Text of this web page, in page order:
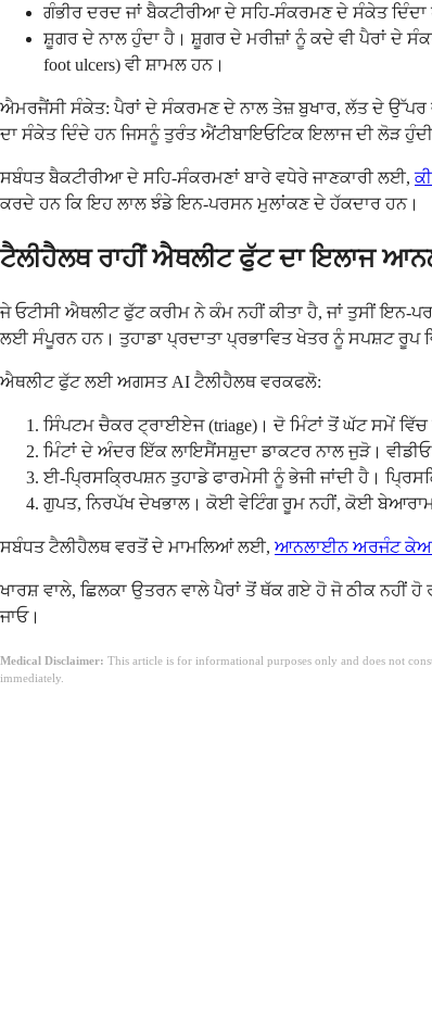
ਗੰਭੀਰ ਦਰਦ ਜਾਂ ਬੈਕਟੀਰੀਆ ਦੇ ਸਹਿ-ਸੰਕਰਮਣ ਦੇ ਸੰਕੇਤ ਦਿੰਦਾ
ਸ਼ੂਗਰ ਦੇ ਨਾਲ ਹੁੰਦਾ ਹੈ। ਸ਼ੂਗਰ ਦੇ ਮਰੀਜ਼ਾਂ ਨੂੰ ਕਦੇ ਵੀ ਪੈਰਾਂ ਦੇ
foot ulcers) ਵੀ ਸ਼ਾਮਲ ਹਨ।
ਐਮਰਜੈਂਸੀ ਸੰਕੇਤ: ਪੈਰਾਂ ਦੇ ਸੰਕਰਮਣ ਦੇ ਨਾਲ ਤੇਜ਼ ਬੁਖਾਰ, ਲੱਤ ਦੇ ਉੱਪਰ
ਦਾ ਸੰਕੇਤ ਦਿੰਦੇ ਹਨ ਜਿਸਨੂੰ ਤੁਰੰਤ ਐਂਟੀਬਾਇਓਟਿਕ ਇਲਾਜ ਦੀ ਲੋੜ
ਸਬੰਧਤ ਬੈਕਟੀਰੀਆ ਦੇ ਸਹਿ-ਸੰਕਰਮਣਾਂ ਬਾਰੇ ਵਧੇਰੇ ਜਾਣਕਾਰੀ ਲਈ,
ਕਰਦੇ ਹਨ ਕਿ ਇਹ ਲਾਲ ਝੰਡੇ ਇਨ-ਪਰਸਨ ਮੁਲਾਂਕਣ ਦੇ ਹੱਕਦਾਰ ਹਨ।
ਟੈਲੀਹੈਲਥ ਰਾਹੀਂ ਐਥਲੀਟ ਫੁੱਟ ਦਾ ਇਲਾਜ
ਜੇ ਓਟੀਸੀ ਐਥਲੀਟ ਫੁੱਟ ਕਰੀਮ ਨੇ ਕੰਮ ਨਹੀਂ ਕੀਤਾ ਹੈ, ਜਾਂ ਤੁਸੀਂ ਇਨ-
ਲਈ ਸੰਪੂਰਨ ਹਨ। ਤੁਹਾਡਾ ਪ੍ਰਦਾਤਾ ਪ੍ਰਭਾਵਿਤ ਖੇਤਰ ਨੂੰ ਸਪਸ਼ਟ ਰੂਪ
ਐਥਲੀਟ ਫੁੱਟ ਲਈ ਅਗਸਤ AI ਟੈਲੀਹੈਲਥ ਵਰਕਫਲੋ:
ਸਿੰਪਟਮ ਚੈਕਰ ਟ੍ਰਾਈਏਜ (triage)। ਦੋ ਮਿੰਟਾਂ ਤੋਂ ਘੱਟ ਸਮੇਂ
ਮਿੰਟਾਂ ਦੇ ਅੰਦਰ ਇੱਕ ਲਾਇਸੈਂਸਸ਼ੁਦਾ ਡਾਕਟਰ ਨਾਲ ਜੁੜੋ। ਵੀਡੀਓ
ਈ-ਪ੍ਰਿਸਕ੍ਰਿਪਸ਼ਨ ਤੁਹਾਡੇ ਫਾਰਮੇਸੀ ਨੂੰ ਭੇਜੀ ਜਾਂਦੀ ਹੈ।
ਗੁਪਤ, ਨਿਰਪੱਖ ਦੇਖਭਾਲ। ਕੋਈ ਵੇਟਿੰਗ ਰੂਮ ਨਹੀਂ, ਕੋਈ
ਸਬੰਧਤ ਟੈਲੀਹੈਲਥ ਵਰਤੋਂ ਦੇ ਮਾਮਲਿਆਂ ਲਈ, ਆਨਲਾਈਨ ਅਰਜੰਟ
ਖਾਰਸ਼ ਵਾਲੇ, ਛਿਲਕਾ ਉਤਰਨ ਵਾਲੇ ਪੈਰਾਂ ਤੋਂ ਥੱਕ ਗਏ ਹੋ ਜੋ ਠੀਕ
ਜਾਓ।
Medical Disclaimer: This article is for informational purposes only and does not
immediately.